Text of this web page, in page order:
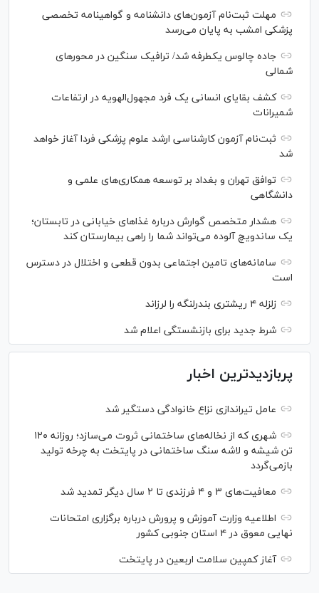
مهلت ثبت‌نام آزمون‌های دانشنامه و گواهینامه تخصصی
پزشکی امشب به پایان می‌رسد
جاده چالوس یکطرفه شد/ ترافیک سنگین در محورهای
شمالی
کشف بقایای انسانی یک فرد مجهول‌الهویه در ارتفاعات
شمیرانات
ثبت‌نام آزمون کارشناسی ارشد علوم پزشکی فردا آغاز خواهد
شد
توافق تهران و بغداد بر توسعه همکاری‌های علمی و
دانشگاهی
هشدار متخصص گوارش درباره غذا‌های خیابانی در تابستان؛
یک ساندویچ آلوده می‌تواند شما را راهی بیمارستان کند
سامانه‌های تامین اجتماعی بدون قطعی و اختلال در دسترس
است
زلزله ۴ ریشتری بندرلنگه را لرزاند
شرط جدید برای بازنشستگی اعلام شد
پربازدیدترین اخبار
عامل تیراندازی نزاع خانوادگی دستگیر شد
شهری که از نخاله‌های ساختمانی ثروت می‌سازد؛ روزانه ۱۲۰
تن شیشه و لاشه سنگ ساختمانی در پایتخت به چرخه تولید
بازمی‌گردد
معافیت‌های ۳ و ۴ فرزندی تا ۲ سال دیگر تمدید شد
اطلاعیه وزارت آموزش و پرورش درباره برگزاری امتحانات
نهایی معوق در ۴ استان جنوبی کشور
آغاز کمپین سلامت اربعین در پایتخت